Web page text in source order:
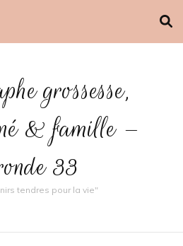
grossesse,
& famille –
33
tendres pour la vie"